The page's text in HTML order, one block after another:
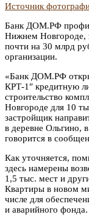
Источник
Банк ДОМ.РФ
Нижнем Новгороде,
почти на 30 млрд
организации.
«Банк ДОМ.РФ
КРТ-1″ кредитную
строительство
Новгороде для 10
застройщик
в деревне Ольгино,
говорится в
Как уточняется,
здесь намерены
1,5 тыс. мест и
Квартиры в новом
числе для
и аварийного фонда.